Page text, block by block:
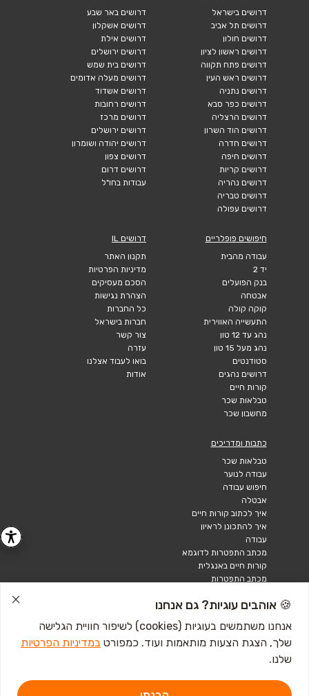
דרושים בישראל
דרושים תל אביב
דרושים חולון
דרושים ראשון לציון
דרושים פתח תקווה
דרושים ראש העין
דרושים נתניה
דרושים כפר סבא
דרושים הרצליה
דרושים הוד השרון
דרושים חדרה
דרושים חיפה
דרושים קריות
דרושים נהריה
דרושים טבריה
דרושים עפולה
דרושים באר שבע
דרושים אשקלון
דרושים אילת
דרושים ירושלים
דרושים בית שמש
דרושים מעלה אדומים
דרושים אשדוד
דרושים רחובות
דרושים מרכז
דרושים ירושלים
דרושים יהודה ושומרון
דרושים צפון
דרושים דרום
עבודות בחו"ל
חיפושים פופלריים
עבודה מהבית
יד 2
בנק הפועלים
אבטחה
קוקה קולה
התעשייה האווירית
נהג עד 12 טון
נהג מעל 15 טון
סטודנטים
דרושים נהגים
קורות חיים
טבלאות שכר
מחשבון שכר
דרושים IL
תקנון האתר
מדיניות הפרטיות
הסכם מעסיקים
הצהרת נגישות
כל החברות
חברות בישראל
צור קשר
עזרה
בואו לעבוד אצלנו
אודות
כתבות ומדריכים
טבלאות שכר
עבודה לנוער
חיפוש עבודה
אבטלה
איך לכתוב קורות חיים
איך להתכונן לראיון
עבודה
מכתב התפטרות לדוגמא
קורות חיים באנגלית
מכתב התפטרות
🍪 אוהבים עוגיות? גם אנחנו
אנחנו משתמשים בעוגיות (cookies) לשיפור חוויית הגלישה
שלך, הצגת הצעות מותאמות ועוד. כמפורט במדיניות הפרטיות
שלנו.